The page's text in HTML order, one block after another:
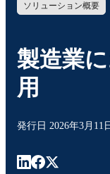
ソリューション概要
製造業
用
発行日 2026年3月11